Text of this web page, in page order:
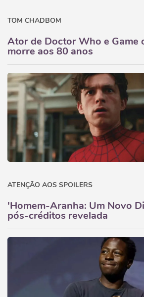
TOM CHADBOM
Ator de Doctor Who e Game
morre aos 80 anos
ATENÇÃO AOS SPOILERS
'Homem-Aranha: Um Novo
pós-créditos revelada